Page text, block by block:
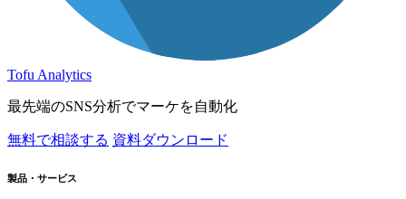
Tofu Analytics
最先端のSNS分析でマーケを自動化
無料で相談する 資料ダウンロード
製品・サービス